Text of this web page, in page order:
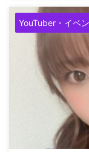
https://
ill/00_top.html
YouTuber・イベ